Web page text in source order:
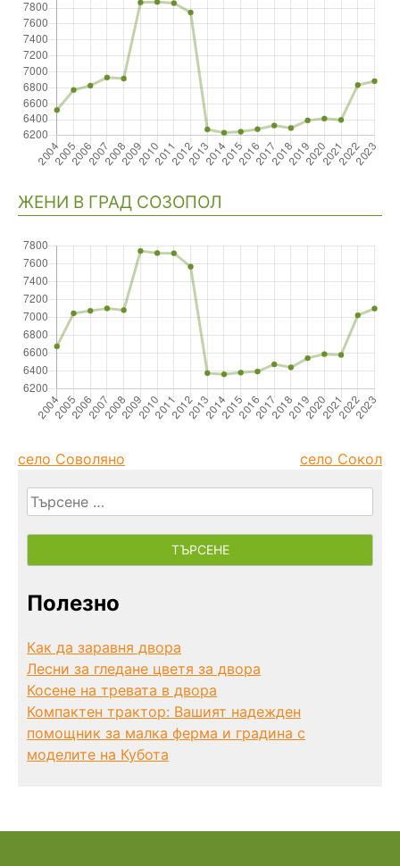
ЖЕНИ В ГРАД СОЗОПОЛ
село Соволяно село Сокол
Търсене
за:
Полезно
Как да заравня двора
Лесни за гледане цветя за двора
Косене на тревата в двора
Компактен трактор: Вашият надежден
помощник за малка ферма и градина с
моделите на Кубота